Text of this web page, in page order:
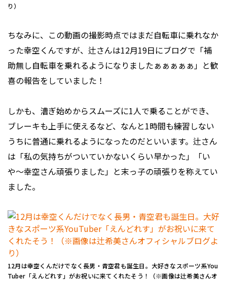
り）
ちなみに、この動画の撮影時点ではまだ自転車に乗れなか
った幸空くんですが、辻さんは12月19日にブログで「補
助無し自転車を乗れるようになりましたぁぁぁぁぁ」と歓
喜の報告をしていました！
しかも、漕ぎ始めからスムーズに1人で乗ることができ、
ブレーキも上手に使えるなど、なんと1時間も練習しない
うちに普通に乗れるようになったのだといいます。辻さん
は「私の気持ちがついていかないくらい早かった」「い
や〜幸空さん頑張りました」と末っ子の頑張りを称えてい
ました。
12月は幸空くんだけでなく長男・青空君も誕生日。大好きなスポーツ系You
Tuber「えんどれす」がお祝いに来てくれたそう！（※画像は辻希美さんオ